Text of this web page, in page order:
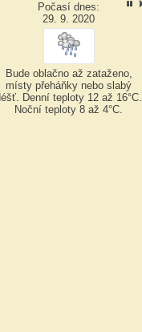
Počasí dnes:
29. 9. 2020
Bude oblačno až zataženo,
místy přeháňky nebo slabý
Denní teploty 12 až 16°C.
Noční teploty 8 až 4°C.